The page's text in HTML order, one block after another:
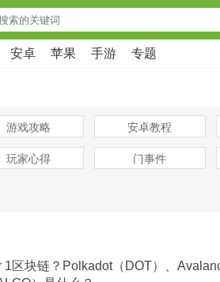
安卓 苹果 手游 专题
游戏攻略 安卓教程
玩家心得 门事件
1区块链？Polkadot（DOT）、